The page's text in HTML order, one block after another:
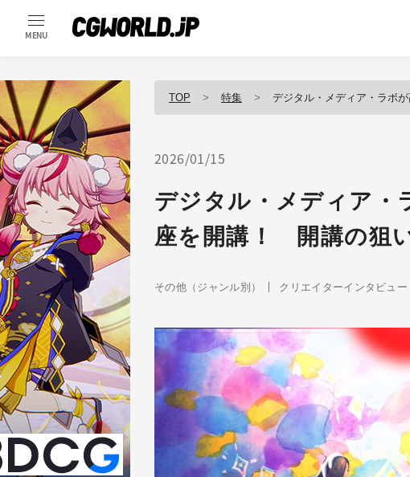
MENU
TOP 特集 デジタル・メディア・ラボ
2026/01/15
デジタル・メディア・
座を開講！ 開講の狙
その他（ジャンル別） クリエイターインタビュー